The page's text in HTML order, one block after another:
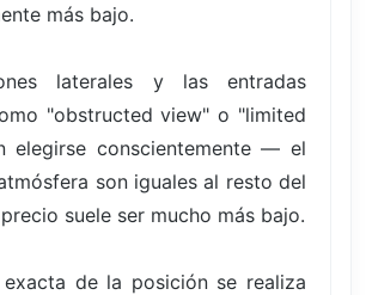
más bajo.
laterales y las entradas
"obstructed view" o "limited
elegirse conscientemente — el
son iguales al resto del
suele ser mucho más bajo.
de la posición se realiza